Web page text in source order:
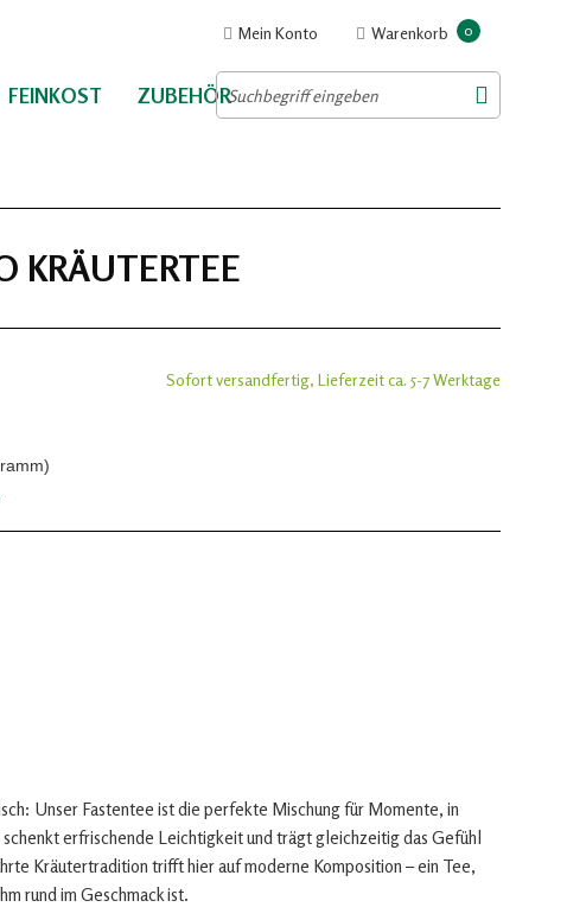
Warenkorb 0
Mein Konto
FEINKOST ZUBEHÖR
KRÄUTERTEE
Sofort versandfertig, Lieferzeit ca. 5-7 Werktage
Unser Fastentee ist die perfekte Mischung für Momente, in
erfrischende Leichtigkeit und trägt gleichzeitig das Gefühl
Kräutertradition trifft hier auf moderne Komposition – ein Tee,
rund im Geschmack ist.